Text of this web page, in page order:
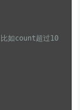
如count超过10